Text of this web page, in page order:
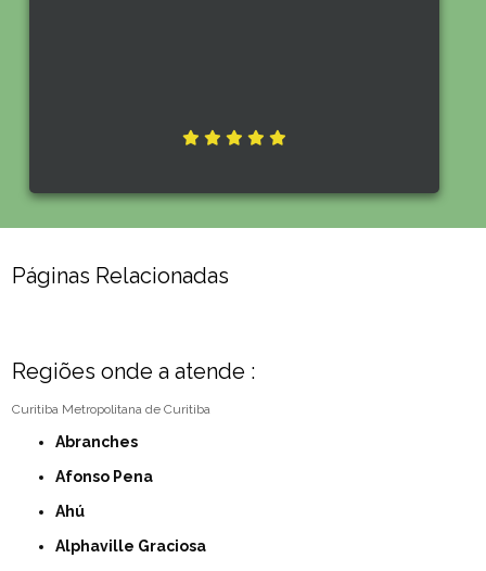
Páginas Relacionadas
Regiões onde a atende :
Curitiba Metropolitana de Curitiba
Abranches
Afonso Pena
Ahú
Alphaville Graciosa